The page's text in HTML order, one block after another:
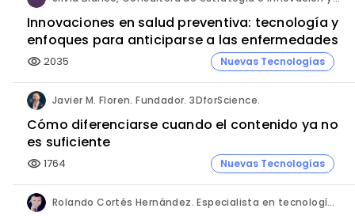
Innovaciones en salud preventiva: tecnología y
enfoques para anticiparse a las enfermedades
visibility 2035 Nuevas Tecnologías
Javier M. Floren. Fundador. 3DforScience.
Cómo diferenciarse cuando el contenido ya no
es suficiente
visibility 1764 Nuevas Tecnologías
Rolando Cortés Hernández. Especialista en tecnología e inteligencia artificial. Director Comercial. AQUÍ tu Remodelación.